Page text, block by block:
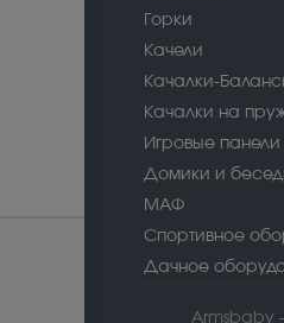
Горки
Качели
Качалки-
Качалки на
Игровые панели
Домики и
МАФ
Спортивное
Дачное
Armsbaby